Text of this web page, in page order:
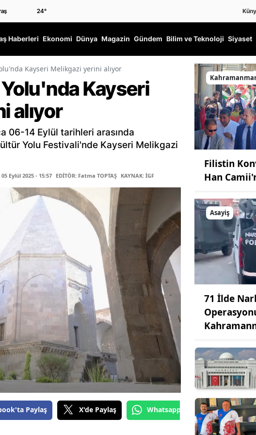
24°
Haberleri Ekonomi Dünya Magazin Gündem Bilim ve Teknoloji Siyaset
Kayseri Melikgazi yerini alıyor
Kayseri
alıyor
06-14 Eylül tarihleri arasında
Yolu Festivali'nde Kayseri Melikgazi
05 Eylül 2025 - 15:57 EDİTÖR: Fatma TOPTAŞ KAYNAK: İGF
Paylaş X'de Paylaş Whatsapp'tan Gönder
Filistin
Han
Asayiş
71 İlde